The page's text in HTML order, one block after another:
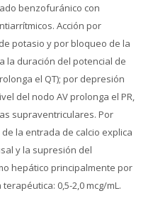
benzofuránico con
Acción por
potasio y por bloqueo de la
la duración del potencial de
el QT); por depresión
del nodo AV prolonga el PR,
supraventriculares. Por
la entrada de calcio explica
y la supresión del
hepático principalmente por
0,5-2,0 mcg/mL.